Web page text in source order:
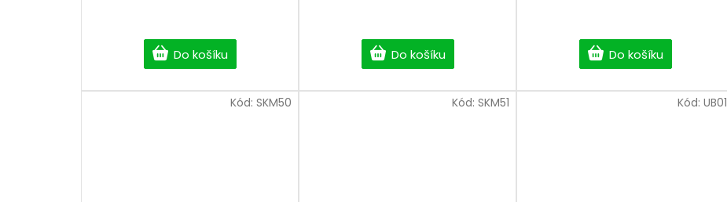
Do košíku Do košíku Do košíku
Kód: SKM50 Kód: SKM51 Kód: UB01